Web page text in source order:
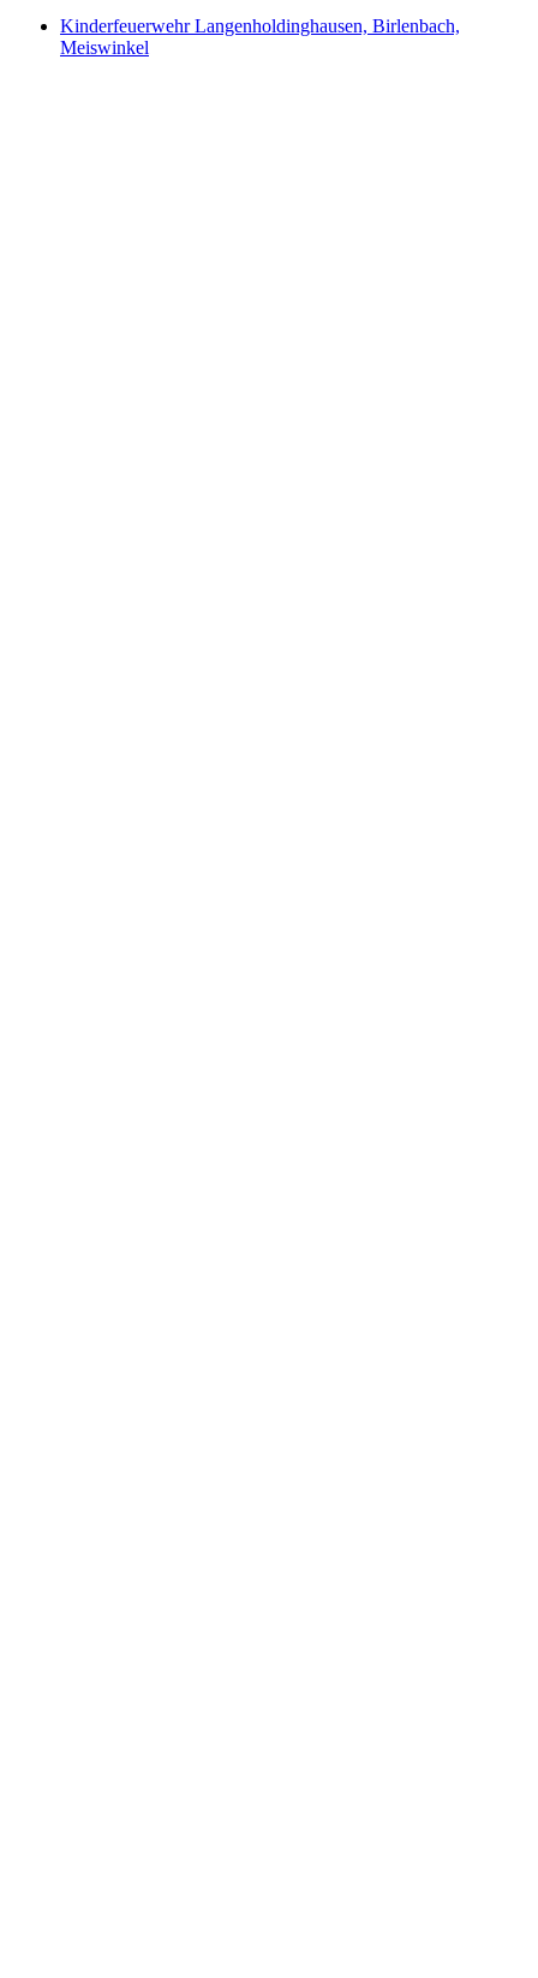
Kinderfeuerwehr Langenholdinghausen, Birlenbach,
Meiswinkel